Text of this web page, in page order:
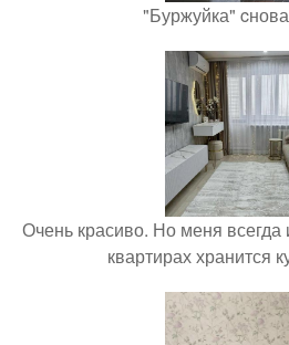
"Буржуйка"
Очень красиво. Но меня всегда
квартирах хранится